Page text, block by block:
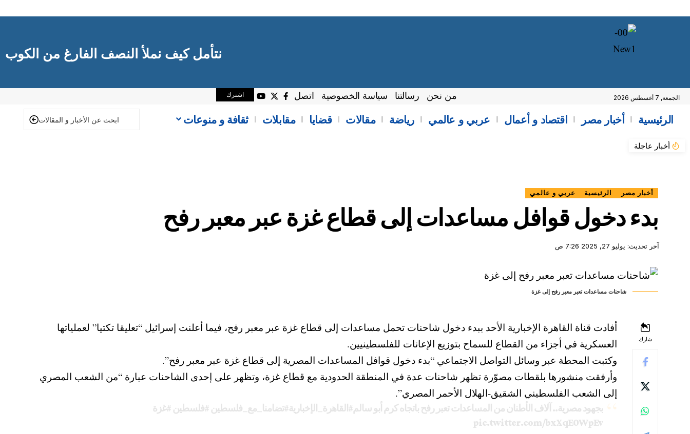
نتأمل كيف نملأ النصف الفارغ من الكوب
الجمعة, 7 أغسطس 2026 من نحن رسالتنا سياسة الخصوصية اتصل اشترك
الرئيسية أخبار مصر اقتصاد و أعمال عربي و عالمي رياضة مقالات قضايا مقابلات ثقافة و منوعات
أخبار عاجلة
أخبار مصر الرئيسية عربي و عالمي
بدء دخول قوافل مساعدات إلى قطاع غزة عبر معبر رفح
آخر تحديث: يوليو 27, 2025 7:26 ص
شاحنات مساعدات تعبر معبر رفح إلى غزة
شارك
أفادت قناة القاهرة الإخبارية الأحد ببدء دخول شاحنات تحمل مساعدات إلى قطاع غزة عبر معبر رفح، فيما أعلنت إسرائيل “تعليقا تكتيا” لعملياتها
العسكرية في أجزاء من القطاع للسماح بتوزيع الإعانات للفلسطينيين.
وكتبت المحطة عبر وسائل التواصل الاجتماعي “بدء دخول قوافل المساعدات المصرية إلى قطاع غزة عبر معبر رفح”.
وأرفقت منشورها بلقطات مصوّرة تظهر شاحنات عدة في المنطقة الحدودية مع قطاع غزة، وتظهر على إحدى الشاحنات عبارة “من الشعب المصري
إلى الشعب الفلسطيني الشقيق-الهلال الأحمر المصري”.
بجهود مصرية.. آلاف الأطنان من المساعدات تعبر رفح باتجاه كرم أبو سالم#القاهرة_الإخبارية#تضامنا_مع_فلسطين #فلسطين #غزة
pic.twitter.com/bxXqE0WpEv